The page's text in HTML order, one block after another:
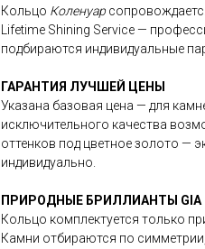
Кольцо Коленуар
Lifetime Shining Service —
подбираются индивидуальные
ГАРАНТИЯ ЛУЧШЕЙ ЦЕНЫ
Указана базовая цена — для
исключительного качества
оттенков под цветное золото —
индивидуально.
ПРИРОДНЫЕ БРИЛЛИАНТЫ GIA
Кольцо комплектуется только
Камни отбираются по